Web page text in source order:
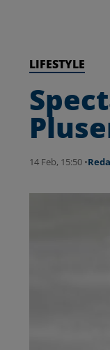
LIFESTYLE
14 Feb, 15:50 •